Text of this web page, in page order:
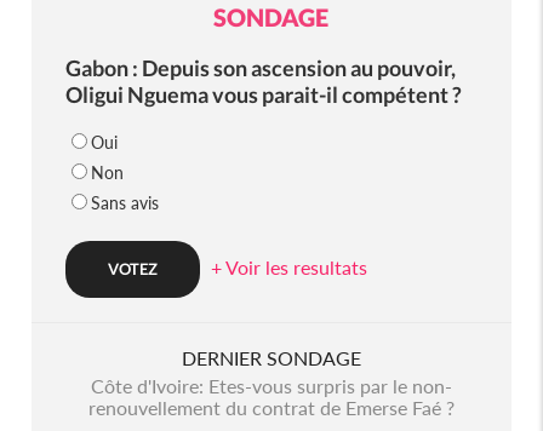
SONDAGE
Gabon : Depuis son ascension au pouvoir,
Oligui Nguema vous parait-il compétent ?
Oui
Non
Sans avis
+ Voir les resultats
DERNIER SONDAGE
Côte d'Ivoire: Etes-vous surpris par le non-
renouvellement du contrat de Emerse Faé ?